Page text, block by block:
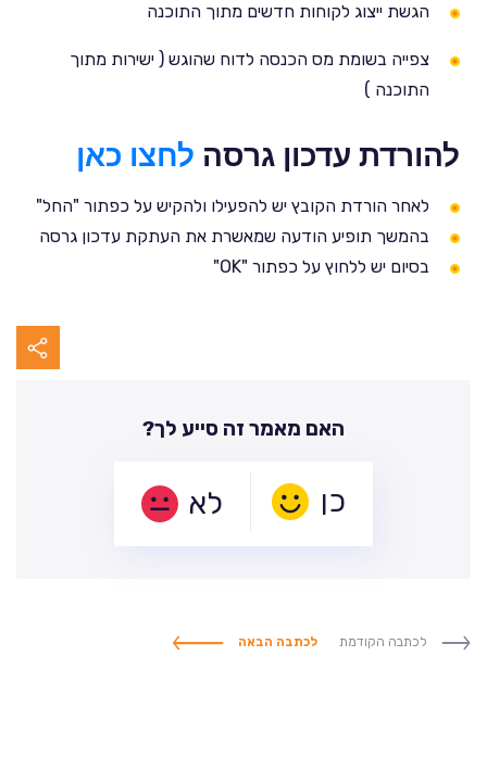
הגשת ייצוג לקוחות חדשים מתוך התוכנה
צפייה בשומת מס הכנסה לדוח שהוגש ( ישירות מתוך
התוכנה )
להורדת עדכון גרסה לחצו כאן
לאחר הורדת הקובץ יש להפעילו ולהקיש על כפתור "החל"
בהמשך תופיע הודעה שמאשרת את העתקת עדכון גרסה
בסיום יש ללחוץ על כפתור "OK"
האם מאמר זה סייע לך?
לא
לכתבה הקודמת לכתבה הבאה